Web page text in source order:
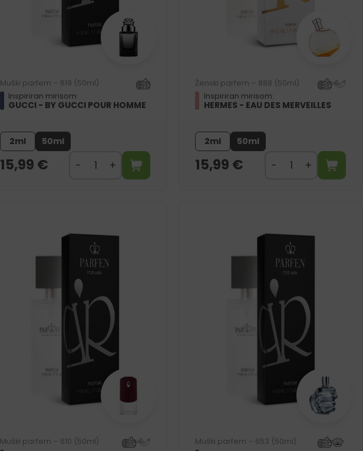
Muški parfem – 619 (50ml)
Inspiriran mirisom:
GUCCI - BY GUCCI POUR HOMME
2ml 50ml
15,99 €
Ženski parfem – 888 (50ml)
Inspiriran mirisom:
HERMES - EAU DES MERVEILLES
2ml 50ml
15,99 €
Muški parfem – 610 (50ml)
Muški parfem – 653 (50ml)